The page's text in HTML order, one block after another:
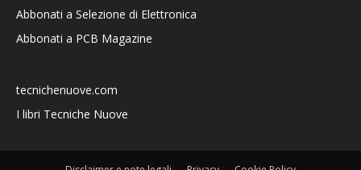
Abbonati a Selezione di Elettronica
Abbonati a PCB Magazine
tecnichenuove.com
I libri Tecniche Nuove